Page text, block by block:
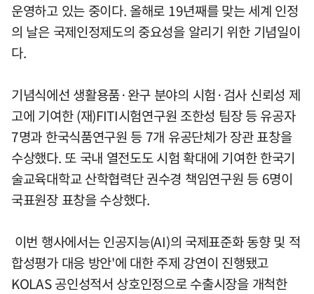
운영하고 있는 중이다. 올해로 19년째를 맞는 세계 인정
의 날은 국제인정제도의 중요성을 알리기 위한 기념일이
다.
기념식에선 생활용품·완구 분야의 시험·검사 신뢰성 제
고에 기여한 (재)FITI시험연구원 조한성 팀장 등 유공자
7명과 한국식품연구원 등 7개 유공단체가 장관 표창을
수상했다. 또 국내 열전도도 시험 확대에 기여한 한국기
술교육대학교 산학협력단 권수경 책임연구원 등 6명이
국표원장 표창을 수상했다.
이번 행사에서는 인공지능(AI)의 국제표준화 동향 및 적
합성평가 대응 방안'에 대한 주제 강연이 진행됐고
KOLAS 공인성적서 상호인정으로 수출시장을 개척한